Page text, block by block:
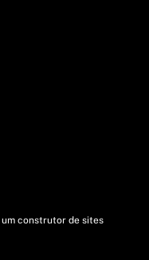
construtor de sites